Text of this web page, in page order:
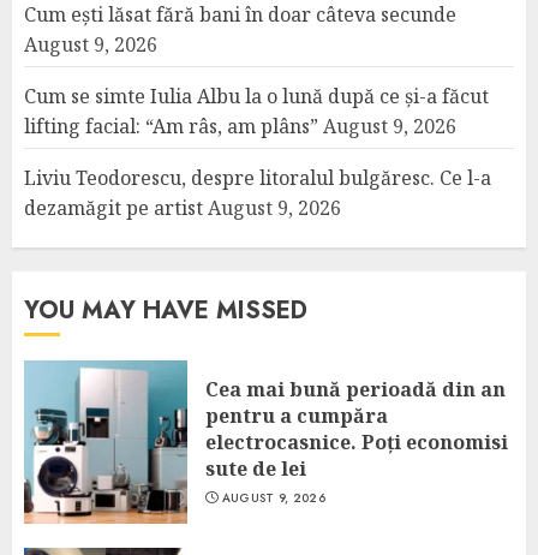
Cum ești lăsat fără bani în doar câteva secunde
August 9, 2026
Cum se simte Iulia Albu la o lună după ce și-a făcut
lifting facial: “Am râs, am plâns” August 9, 2026
Liviu Teodorescu, despre litoralul bulgăresc. Ce l-a
dezamăgit pe artistAugust 9, 2026
YOU MAY HAVE MISSED
Cea mai bună perioadă din an
pentru a cumpăra
electrocasnice. Poți economisi
sute de lei
AUGUST 9, 2026